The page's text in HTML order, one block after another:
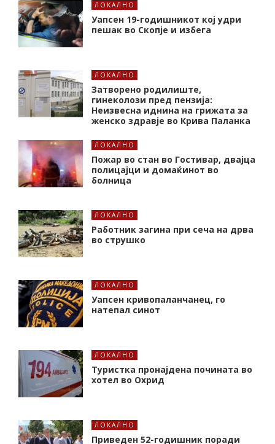
ЛОКАЛНО
Уапсен 19-годишникот кој удри
пешак во Скопје и избега
ЛОКАЛНО
Затворено родилиште,
гинеколози пред пензија:
Неизвесна иднина на грижата за
женско здравје во Крива Паланка
ЛОКАЛНО
Пожар во стан во Гостивар, двајца
полицајци и домаќинот во
болница
ЛОКАЛНО
Работник загина при сеча на дрва
во струшко
ЛОКАЛНО
Уапсен кривопаланчанец, го
натепал синот
ЛОКАЛНО
Туристка пронајдена почината во
хотел во Охрид
ЛОКАЛНО
Приведен 52-годишник поради